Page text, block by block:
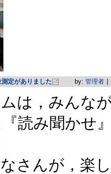
定がありました by: 管理者
は，みんな
読み聞かせ
さんが，楽